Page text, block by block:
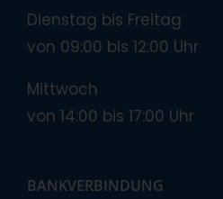
Dienstag bis Freitag
von 09:00 bis 12:00 Uhr
Mittwoch
von 14:00 bis 17:00 Uhr
BANKVERBINDUNG